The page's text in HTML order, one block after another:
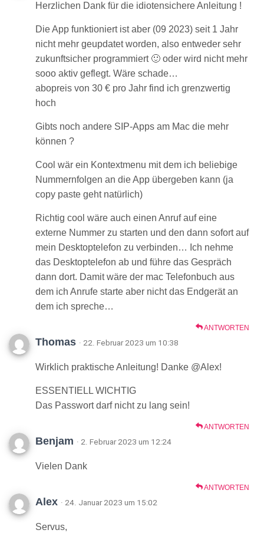
Herzlichen Dank für die idiotensichere Anleitung !
Die App funktioniert ist aber (09 2023) seit 1 Jahr
nicht mehr geupdatet worden, also entweder sehr
zukunftsicher programmiert 🙂 oder wird nicht mehr
sooo aktiv geflegt. Wäre schade…
abopreis von 30 € pro Jahr find ich grenzwertig
hoch
Gibts noch andere SIP-Apps am Mac die mehr
können ?
Cool wär ein Kontextmenu mit dem ich beliebige
Nummernfolgen an die App übergeben kann (ja
copy paste geht natürlich)
Richtig cool wäre auch einen Anruf auf eine
externe Nummer zu starten und den dann sofort auf
mein Desktoptelefon zu verbinden… Ich nehme
das Desktoptelefon ab und führe das Gespräch
dann dort. Damit wäre der mac Telefonbuch aus
dem ich Anrufe starte aber nicht das Endgerät an
dem ich spreche…
ANTWORTEN
Thomas · 22. Februar 2023 um 10:38
Wirklich praktische Anleitung! Danke @Alex!
ESSENTIELL WICHTIG
Das Passwort darf nicht zu lang sein!
ANTWORTEN
Benjam · 2. Februar 2023 um 12:24
Vielen Dank
ANTWORTEN
Alex · 24. Januar 2023 um 15:02
Servus,